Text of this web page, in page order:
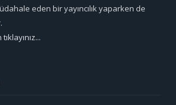
eden bir yayıncılık yaparken de